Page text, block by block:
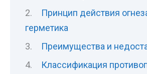
Принцип действия
герметика
Преимущества и
Классификация